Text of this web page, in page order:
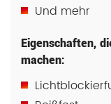
Und mehr
Eigenschaften,
machen: